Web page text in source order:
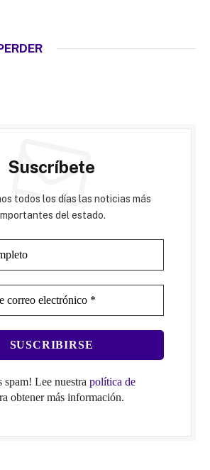
Suscríbete
todos los días las noticias más
del estado.
spam! Lee nuestra política de
obtener más información.